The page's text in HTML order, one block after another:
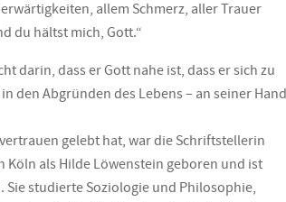
allem Schmerz, aller Trauer
du hältst mich, Gott.“
darin, dass er Gott nahe ist, dass er sich zu
den Abgründen des Lebens – an seiner Hand
gelebt hat, war die Schriftstellerin
Köln als Hilde Löwenstein geboren und ist
Sie studierte Soziologie und Philosophie,